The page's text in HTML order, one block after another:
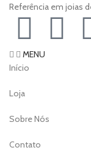
Referência em joias
MENU
Início
Loja
Sobre Nós
Contato